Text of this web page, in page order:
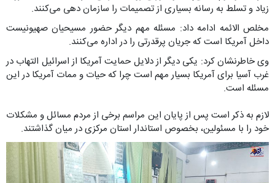
زیاد و تسلط به رسانه بسیاری از تصمیمات را سازمان دهی می‌کنند.
مخلص الائمه ادامه داد: مسئله مهم دیگر حضور مسیحیان صهیونیست
داخل آمریکا است که جریان پرقدرتی را در اداره می‌کنند.
وی خاطرنشان کرد: یکی دیگر از دلایل حمایت آمریکا از اسرائیل التهاب در
غرب آسیا برای آمریکا بسیار مهم است چرا که حیات و ممات آمریکا در این
مسئله است.
لازم به ذکر است پس از پایان این مراسم برخی از مردم مسائل و مشکلات
خود را با مسئولین، بخصوص استاندار استان مرکزی در میان گذاشتند.